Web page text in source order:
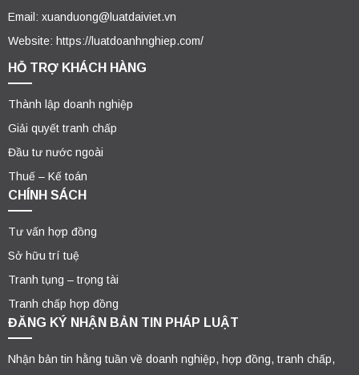
Email: xuanduong@luatdaiviet.vn
Website: https://luatdoanhnghiep.com/
HỖ TRỢ KHÁCH HÀNG
Thành lập doanh nghiệp
Giải quyết tranh chấp
Đầu tư nước ngoài
Thuế – Kế toán
CHÍNH SÁCH
Tư vấn hợp đồng
Sở hữu trí tuệ
Tranh tụng – trọng tài
Tranh chấp hợp đồng
ĐĂNG KÝ NHẬN BẢN TIN PHÁP LUẬT
Nhận bản tin hằng tuần về doanh nghiệp, hợp đồng, tranh chấp,